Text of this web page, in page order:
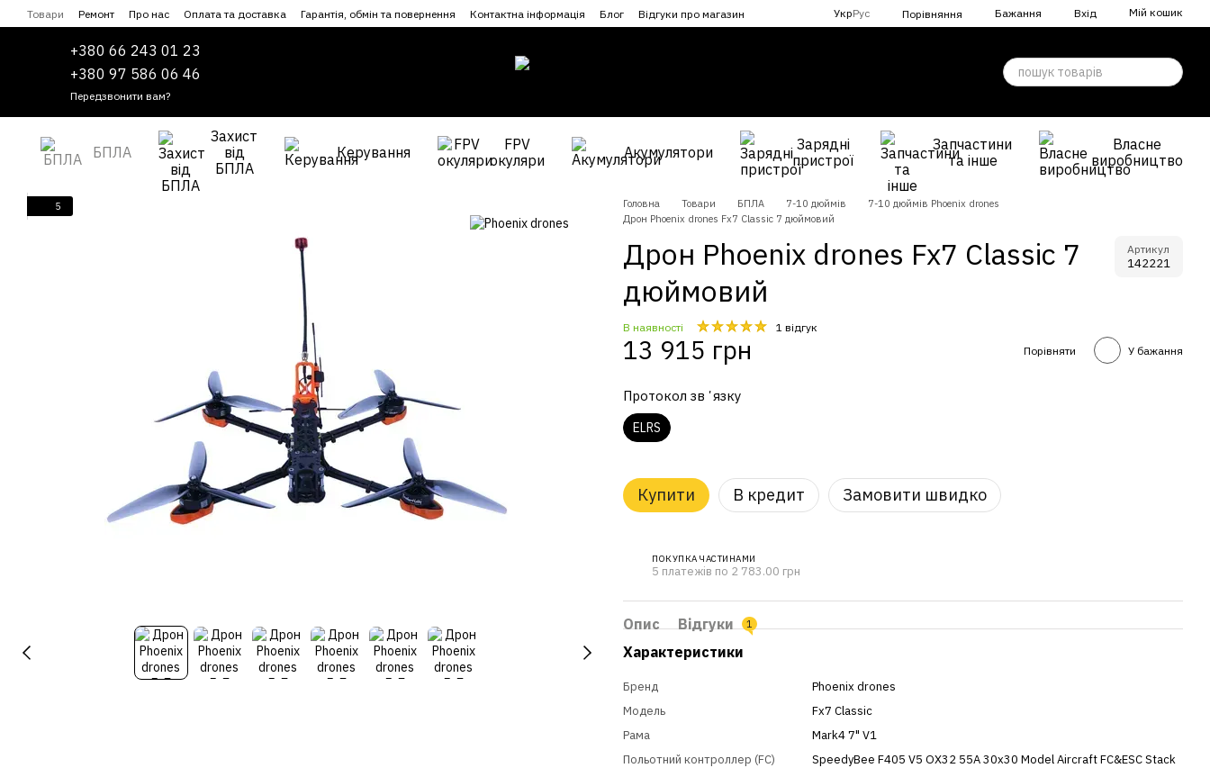
Перейти до основного контенту
Товари Ремонт Про нас Оплата та доставка Гарантія, обмін та повернення Контактна інформація Блог
Відгуки про магазин
Співпраця
Угода користувача
УкрРус Порівняння Бажання Вхід Мій кошик
+380 66 243 01 23
+380 97 586 06 46
Передзвонити вам?
БПЛА
Захист
від
БПЛА
Керування
FPV
окуляри
Акумулятори
Зарядні
пристрої
Запчастини
та інше
Власне
виробництво
5 Головна Товари БПЛА 7-10 дюймів
7-10 дюймів Phoenix drones
Дрон Phoenix drones Fx7 Classic 7 дюймовий
Дрон Phoenix drones Fx7 Classic 7
дюймовий
Артикул
142221
В наявності 1 відгук
13 915 грн Порівняти У бажання
Протокол звʼязку
ELRS
Купити В кредит Замовити швидко
ПОКУПКА ЧАСТИНАМИ
5 платежів по 2 783.00 грн
Опис Відгуки 1
Характеристики
Бренд
Phoenix drones
Модель
Fx7 Classic
Рама
Mark4 7" V1
Польотний контроллер (FC)
SpeedyBee F405 V5 OX32 55A 30x30 Model Aircraft FC&ESC Stack